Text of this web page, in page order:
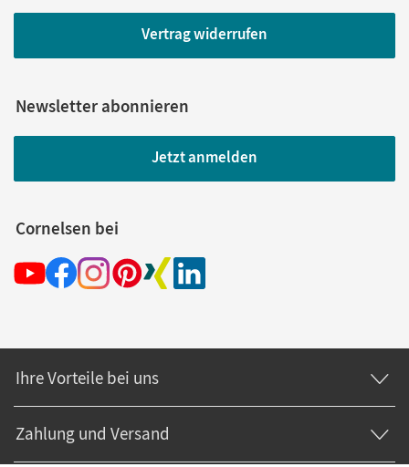
Vertrag widerrufen
Newsletter abonnieren
Jetzt anmelden
Cornelsen bei
Ihre Vorteile bei uns
Zahlung und Versand